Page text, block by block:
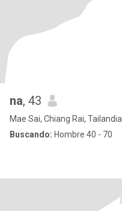
na, 43
Mae Sai, Chiang Rai, Tailandia
Buscando: Hombre 40 - 70